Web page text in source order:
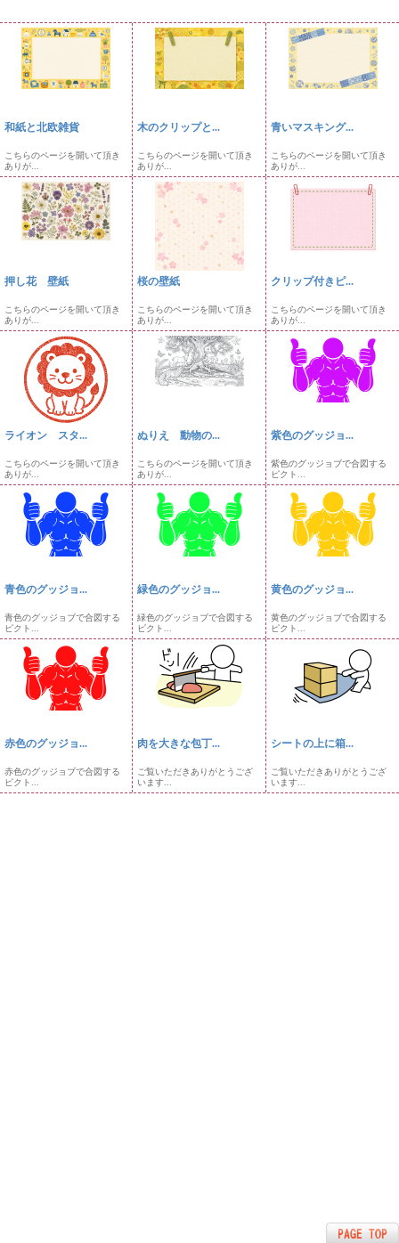
和紙と北欧雑貨
こちらのページを開いて頂き
ありが...
木のクリップと...
こちらのページを開いて頂き
ありが...
青いマスキング...
こちらのページを開いて頂き
ありが...
押し花 壁紙
こちらのページを開いて頂き
ありが...
桜の壁紙
こちらのページを開いて頂き
ありが...
クリップ付きピ...
こちらのページを開いて頂き
ありが...
ライオン スタ...
こちらのページを開いて頂き
ありが...
ぬりえ 動物の...
こちらのページを開いて頂き
ありが...
紫色のグッジョ...
紫色のグッジョブで合図する
ピクト...
青色のグッジョ...
青色のグッジョブで合図する
ピクト...
緑色のグッジョ...
緑色のグッジョブで合図する
ピクト...
黄色のグッジョ...
黄色のグッジョブで合図する
ピクト...
赤色のグッジョ...
赤色のグッジョブで合図する
ピクト...
肉を大きな包丁...
ご覧いただきありがとうござ
います...
シートの上に箱...
ご覧いただきありがとうござ
います...